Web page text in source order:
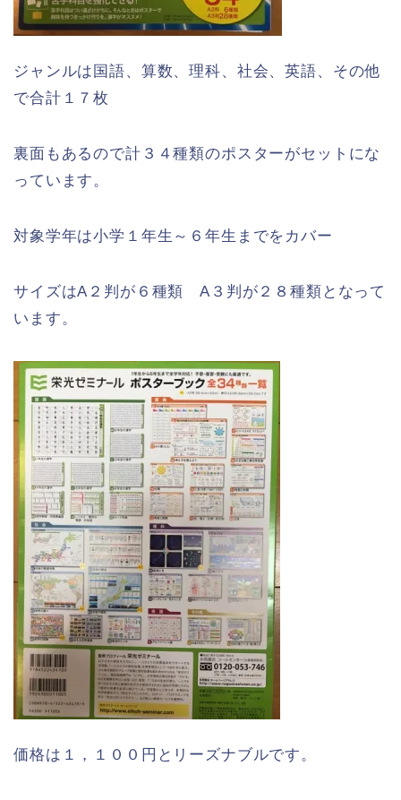
ジャンルは国語、算数、理科、社会、英語、その他
で合計１７枚
裏面もあるので計３４種類のポスターがセットにな
っています。
対象学年は小学１年生～６年生までをカバー
サイズはA２判が６種類 A３判が２８種類となって
います。
価格は１，１００円とリーズナブルです。